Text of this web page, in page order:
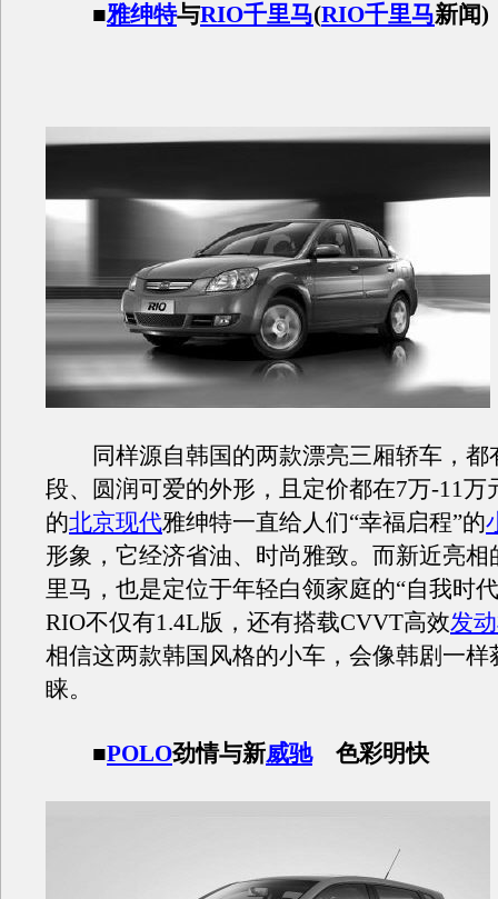
■雅绅特与RIO千里马(RIO千里马新闻
同样源自韩国的两款漂亮三厢轿车，都
段、圆润可爱的外形，且定价都在7万-11万
的北京现代雅绅特一直给人们“幸福启程”的
形象，它经济省油、时尚雅致。而新近亮相
里马，也是定位于年轻白领家庭的“自我时
RIO不仅有1.4L版，还有搭载CVVT高效发
相信这两款韩国风格的小车，会像韩剧一样
睐。
■POLO劲情与新威驰色彩明快